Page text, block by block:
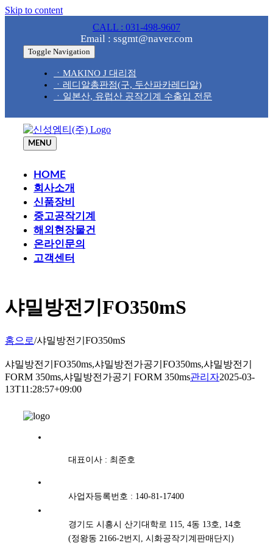
Skip to content
CALL : 031-498-9607
Email : ssgmt@naver.com
Toggle Navigation
ㆍMAKINO J 대리점
ㆍ레디알총판점(구, 두산파카레디알)
ㆍ일본산, 유럽산 공작기계 수출입 전문
MENU
HOME
회사소개
신품장비
중고공작기계
해외현장물건
온라인문의
고객센터
샤밀방전기FO350mS
홈으로/샤밀방전기FO350mS
샤밀방전기FO350ms,샤밀방전가공기FO350ms,샤밀방전기
FORM 350ms,샤밀방전가공기 FORM 350ms관리자2025-03-
13T11:28:57+09:00
대표이사 : 최준호
사업자등록번호 : 140-81-17400
경기도 시흥시 산기대학로 115, 4동 13호, 14호
(정왕동 2166-2번지, 시화공작기계판매단지)